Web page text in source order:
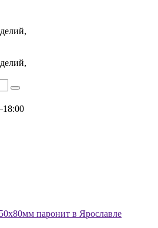
паронит в Ярославле